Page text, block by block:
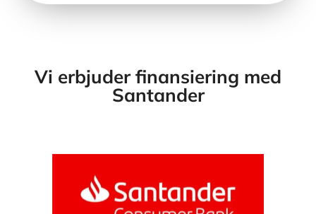
Vi erbjuder finansiering med
Santander